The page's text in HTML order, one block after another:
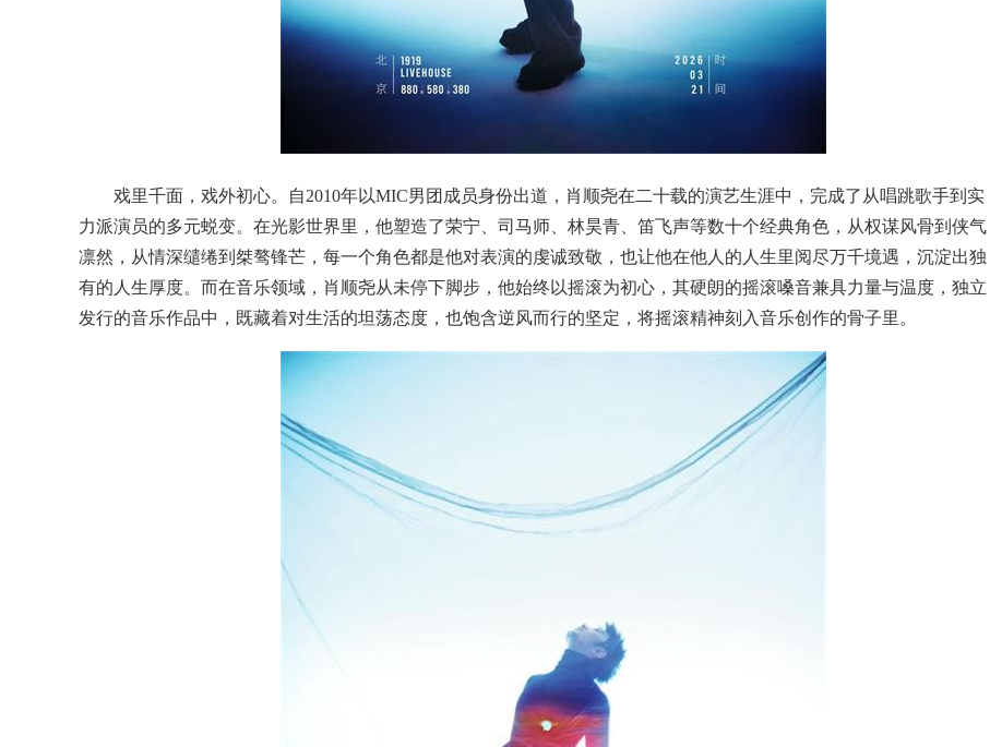
戏里千面，戏外初心。自2010年以MIC男团成员身份出道，肖顺尧在二十载的演艺生涯中，完成了从唱跳歌手到实
力派演员的多元蜕变。在光影世界里，他塑造了荣宁、司马师、林昊青、笛飞声等数十个经典角色，从权谋风骨到侠气
凛然，从情深缱绻到桀骜锋芒，每一个角色都是他对表演的虔诚致敬，也让他在他人的人生里阅尽万千境遇，沉淀出独
有的人生厚度。而在音乐领域，肖顺尧从未停下脚步，他始终以摇滚为初心，其硬朗的摇滚嗓音兼具力量与温度，独立
发行的音乐作品中，既藏着对生活的坦荡态度，也饱含逆风而行的坚定，将摇滚精神刻入音乐创作的骨子里。